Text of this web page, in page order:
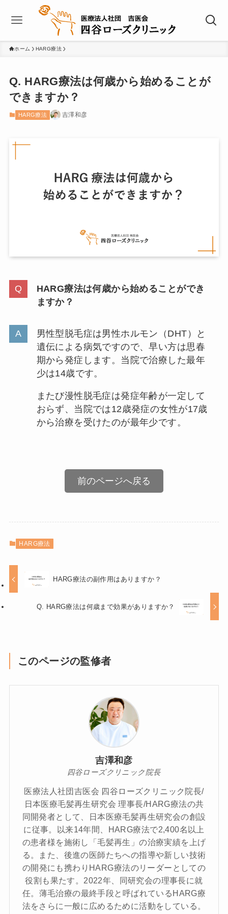
ホーム HARG療法
Q. HARG療法は何歳から始めることが
できますか？
HARG療法 吉澤和彦
HARG療法は何歳から始めることができ
ますか？
男性型脱毛症は男性ホルモン（DHT）と
遺伝による病気ですので、早い方は思春
期から発症します。当院で治療した最年
少は14歳です。
またび漫性脱毛症は発症年齢が一定して
おらず、当院では12歳発症の女性が17歳
から治療を受けたのが最年少です。
前のページへ戻る
HARG療法
HARG療法の副作用はありますか？
Q. HARG療法は何歳まで効果がありますか？
このページの監修者
吉澤和彦
四谷ローズクリニック院長
医療法人社団吉医会 四谷ローズクリニック院長/
日本医療毛髪再生研究会 理事長/HARG療法の共
同開発者として、日本医療毛髪再生研究会の創設
に従事。以来14年間、HARG療法で2,400名以上
の患者様を施術し「毛髪再生」の治療実績を上げ
る。また、後進の医師たちへの指導や新しい技術
の開発にも携わりHARG療法のリーダーとしての
役割も果たす。2022年、同研究会の理事長に就
任。薄毛治療の最終手段と呼ばれているHARG療
法をさらに一般に広めるために活動をしている。